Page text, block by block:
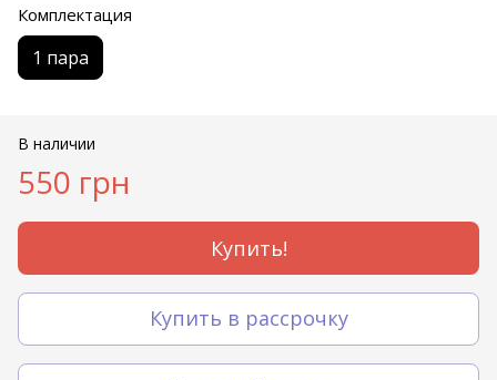
Комплектация
1 пара
В наличии
550 грн
Купить!
Купить в рассрочку